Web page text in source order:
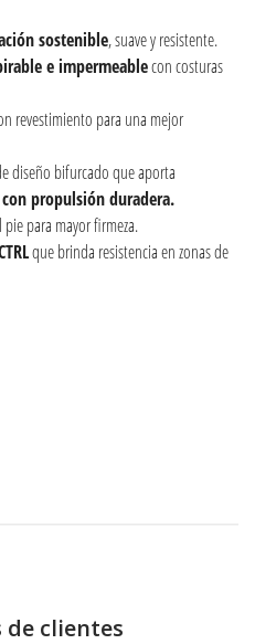
sostenible, suave y resistente.
e impermeablecon costuras
revestimiento para una mejor
diseño bifurcado que aporta
propulsión duradera.
para mayor firmeza.
que brinda resistencia en zonas de
de clientes